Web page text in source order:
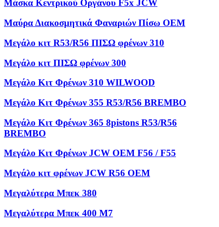
Μάσκα Κεντρικού Οργάνου F5x JCW
Μαύρα Διακοσμητικά Φαναριών Πίσω OEM
Μεγάλο κιτ R53/R56 ΠΙΣΩ φρένων 310
Μεγάλο κιτ ΠΙΣΩ φρένων 300
Μεγάλο Κιτ Φρένων 310 WILWOOD
Μεγάλο Κιτ Φρένων 355 R53/R56 BREMBO
Μεγάλο Κιτ Φρένων 365 8pistons R53/R56
BREMBO
Μεγάλο Κιτ Φρένων JCW OEM F56 / F55
Μεγάλο κιτ φρένων JCW R56 OEM
Μεγαλύτερα Μπεκ 380
Μεγαλύτερα Μπεκ 400 M7